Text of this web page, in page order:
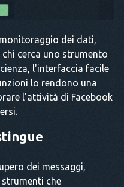
dei dati,
cerca uno strumento
l'interfaccia facile
lo rendono una
l'attività di Facebook
dei messaggi,
che